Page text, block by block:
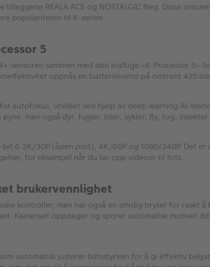
REALA ACE og NOSTALGIC Neg. Disse
populariteten til X-serien.
5
sensoren sammen med den kraftige «X-Processor
oppnås en batterilevetid på omtrent 425
autofokus, utviklet ved hjelp av deep learning AI-
men også dyr, fugler, biler, sykler, fly, tog,
6.2K/30P (åpen port), 4K/60P og 1080/240P. Det
for eksempel når du tar opp videoer til fots.
brukervennlighet
kontroller, men har også en smidig bryter for
Kameraet oppdager og sporer automatisk motivet
automatisk justerer blitsstyrken for å gi effektiv